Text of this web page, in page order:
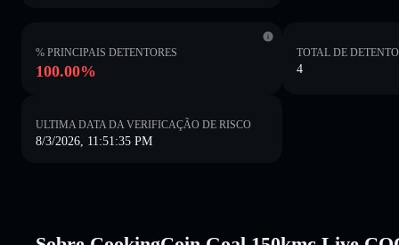
% PRINCIPAIS DETENTORES
100.00%
TOTAL DE
4
ULTIMA DATA DA VERIFICAÇÃO DE RISCO
8/3/2026, 11:51:35 PM